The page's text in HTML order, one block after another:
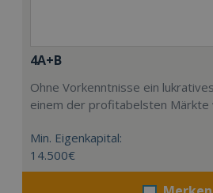
4A+B
Ohne Vorkenntnisse ein
einem der profitabelsten
Min. Eigenkapital:
14.500€